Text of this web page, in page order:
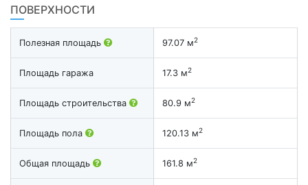
ПОВЕРХНОСТИ
Полезная площадь 97.07 м2
Площадь гаража 17.3 м2
Площадь строительства 80.9 м2
Площадь пола 120.13 м2
Общая площадь 161.8 м2